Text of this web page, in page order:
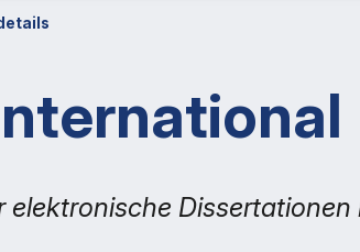
elektronische